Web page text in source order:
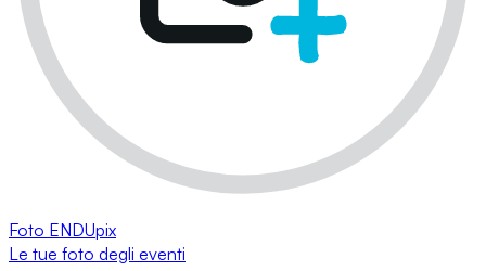
Foto ENDUpix
Le tue foto degli eventi